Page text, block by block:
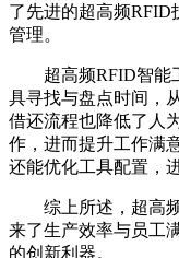
了先进的超高频RFID
管理。
超高频RFID智能工
具寻找与盘点时间，
借还流程也降低了人
作，进而提升工作满
还能优化工具配置，
综上所述，超高频
来了生产效率与员工
的创新利器。